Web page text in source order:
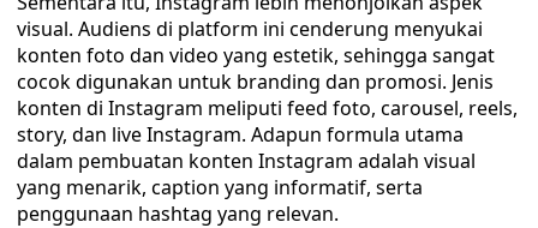
visual. Audiens di platform ini cenderung menyukai
konten foto dan video yang estetik, sehingga sangat
cocok digunakan untuk branding dan promosi. Jenis
konten di Instagram meliputi feed foto, carousel, reels,
story, dan live Instagram. Adapun formula utama
dalam pembuatan konten Instagram adalah visual
yang menarik, caption yang informatif, serta
penggunaan hashtag yang relevan.